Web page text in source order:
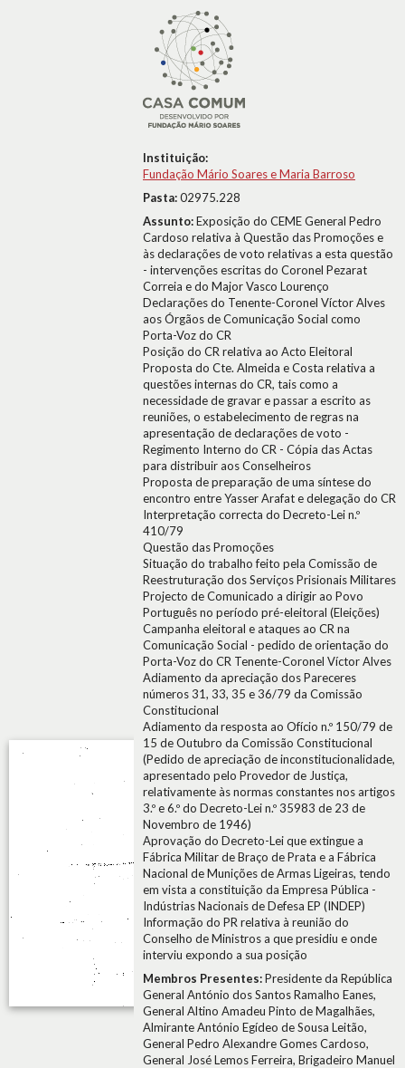
Instituição:
Fundação Mário Soares e Maria Barroso
Pasta:02975.228
Assunto:Exposição do CEME General Pedro
Cardoso relativa à Questão das Promoções e
às declarações de voto relativas a esta questão
- intervenções escritas do Coronel Pezarat
Correia e do Major Vasco Lourenço
Declarações do Tenente-Coronel Víctor Alves
aos Órgãos de Comunicação Social como
Porta-Voz do CR
Posição do CR relativa ao Acto Eleitoral
Proposta do Cte. Almeida e Costa relativa a
questões internas do CR, tais como a
necessidade de gravar e passar a escrito as
reuniões, o estabelecimento de regras na
apresentação de declarações de voto -
Regimento Interno do CR - Cópia das Actas
para distribuir aos Conselheiros
Proposta de preparação de uma síntese do
encontro entre Yasser Arafat e delegação do CR
Interpretação correcta do Decreto-Lei n.º
410/79
Questão das Promoções
Situação do trabalho feito pela Comissão de
Reestruturação dos Serviços Prisionais Militares
Projecto de Comunicado a dirigir ao Povo
Português no período pré-eleitoral (Eleições)
Campanha eleitoral e ataques ao CR na
Comunicação Social - pedido de orientação do
Porta-Voz do CR Tenente-Coronel Víctor Alves
Adiamento da apreciação dos Pareceres
números 31, 33, 35 e 36/79 da Comissão
Constitucional
Adiamento da resposta ao Ofício n.º 150/79 de
15 de Outubro da Comissão Constitucional
(Pedido de apreciação de inconstitucionalidade,
apresentado pelo Provedor de Justiça,
relativamente às normas constantes nos artigos
3.º e 6.º do Decreto-Lei n.º 35983 de 23 de
Novembro de 1946)
Aprovação do Decreto-Lei que extingue a
Fábrica Militar de Braço de Prata e a Fábrica
Nacional de Munições de Armas Ligeiras, tendo
em vista a constituição da Empresa Pública -
Indústrias Nacionais de Defesa EP (INDEP)
Informação do PR relativa à reunião do
Conselho de Ministros a que presidiu e onde
interviu expondo a sua posição
Membros Presentes:Presidente da República
General António dos Santos Ramalho Eanes,
General Altino Amadeu Pinto de Magalhães,
Almirante António Egídeo de Sousa Leitão,
General Pedro Alexandre Gomes Cardoso,
General José Lemos Ferreira, Brigadeiro Manuel